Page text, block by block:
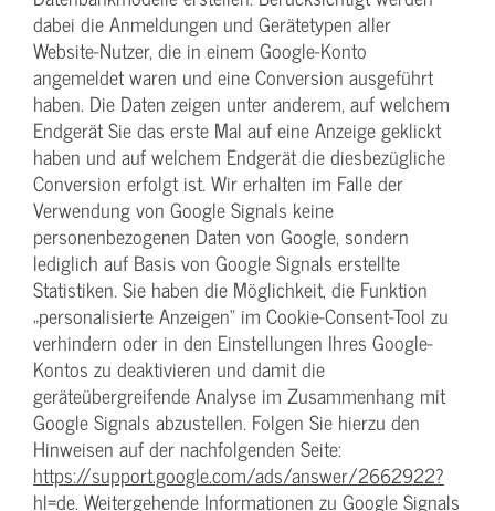
dabei die Anmeldungen und Gerätetypen aller
Website-Nutzer, die in einem Google-Konto
angemeldet waren und eine Conversion ausgeführt
haben. Die Daten zeigen unter anderem, auf welchem
Endgerät Sie das erste Mal auf eine Anzeige geklickt
haben und auf welchem Endgerät die diesbezügliche
Conversion erfolgt ist. Wir erhalten im Falle der
Verwendung von Google Signals keine
personenbezogenen Daten von Google, sondern
lediglich auf Basis von Google Signals erstellte
Statistiken. Sie haben die Möglichkeit, die Funktion
„personalisierte Anzeigen“ im Cookie-Consent-Tool zu
verhindern oder in den Einstellungen Ihres Google-
Kontos zu deaktivieren und damit die
geräteübergreifende Analyse im Zusammenhang mit
Google Signals abzustellen. Folgen Sie hierzu den
Hinweisen auf der nachfolgenden Seite:
https://support.google.com/ads/answer/2662922?
hl=de. Weitergehende Informationen zu Google Signals